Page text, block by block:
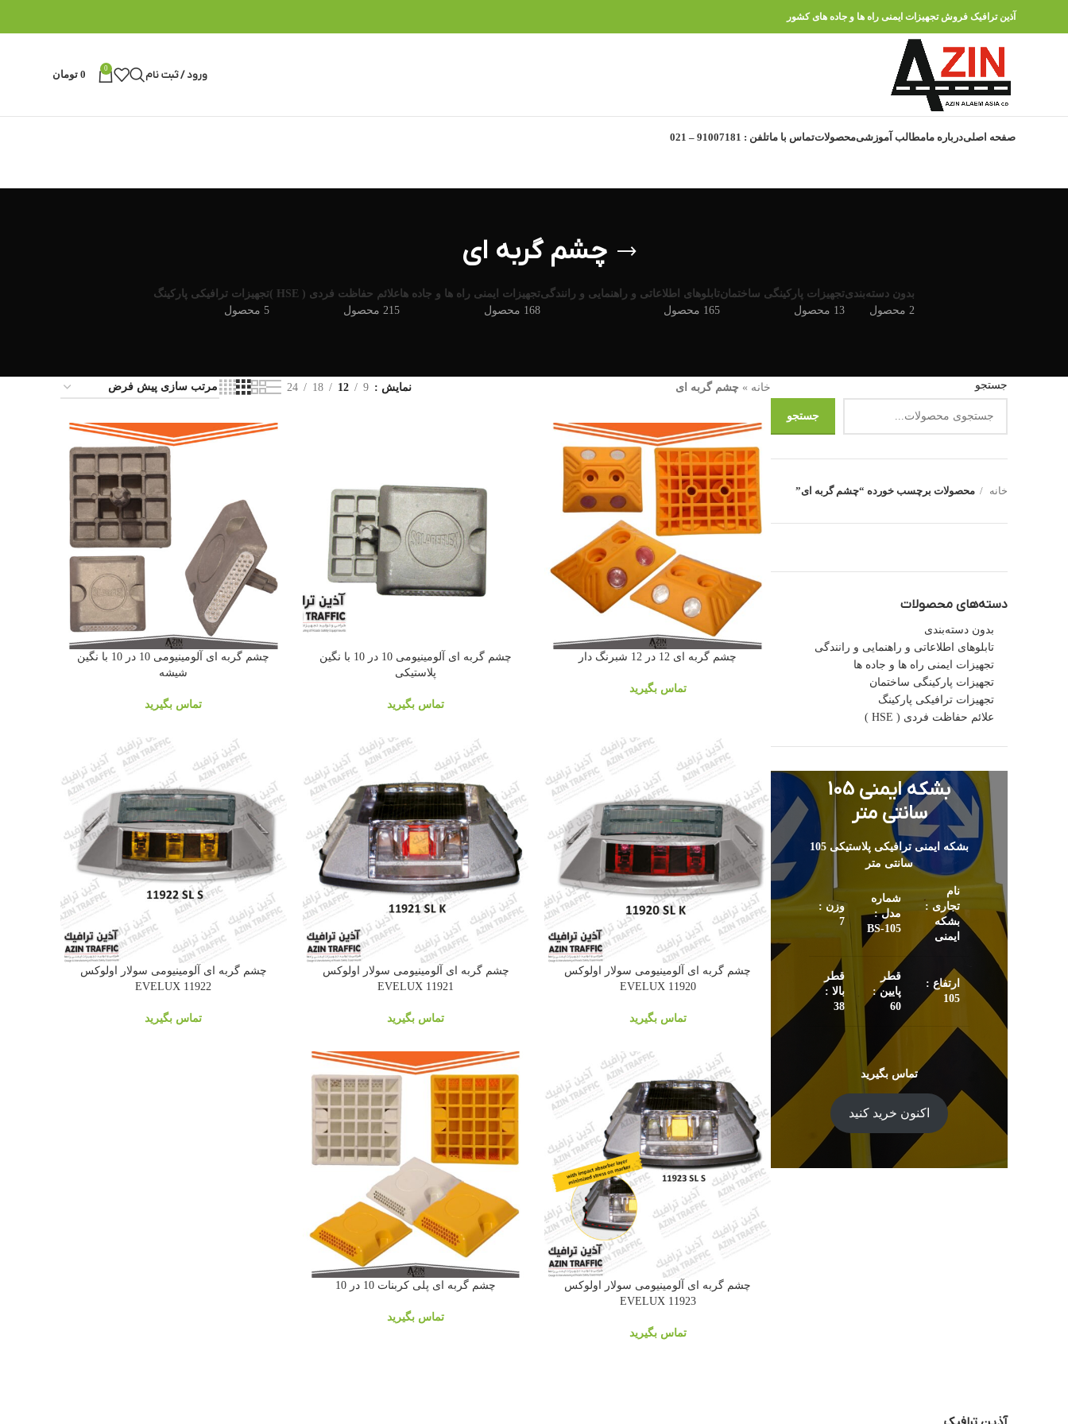
آذین ترافیک فروش تجهیزات ایمنی راه ها و جاده های کشور
ورود / ثبت نام 0
0 تومان
صفحه اصلیدرباره مامطالب آموزشیمحصولاتتماس با ماتلفن : 91007181 – 021
چشم گربه ای
بدون دسته‌بندی
2 محصول
تجهیزات پارکینگی ساختمان
13 محصول
تابلوهای اطلاعاتی و راهنمایی و رانندگی
165 محصول
تجهیزات ایمنی راه ها و جاده ها
168 محصول
علائم حفاظت فردی ( HSE )
215 محصول
تجهیزات ترافیکی پارکینگ
5 محصول
جستجو
جستجو
خانه محصولات برچسب خورده “چشم گربه ای”
دسته‌های محصولات
بدون دسته‌بندی
تابلوهای اطلاعاتی و راهنمایی و رانندگی
تجهیزات ایمنی راه ها و جاده ها
تجهیزات پارکینگی ساختمان
تجهیزات ترافیکی پارکینگ
علائم حفاظت فردی ( HSE )
بشکه ایمنی 105
سانتی متر
بشکه ایمنی ترافیکی پلاستیکی 105
سانتی متر
نام
تجاری :
بشکه
ایمنی
شماره
مدل :
105-BS
وزن :
7
ارتفاع :
105
قطر
پایین :
60
قطر
بالا :
38
تماس بگیرید
اکنون خرید کنید
خانه » چشم گربه ای نمایش 9
12
18
24
چشم گربه ای 12 در 12 شبرنگ دار
تماس بگیرید
چشم گربه ای آلومینیومی 10 در 10 با نگین
پلاستیکی
تماس بگیرید
چشم گربه ای آلومینیومی 10 در 10 با نگین
شیشه
تماس بگیرید
چشم گربه ای آلومینیومی سولار اولوکس
11920 EVELUX
تماس بگیرید
چشم گربه ای آلومینیومی سولار اولوکس
11921 EVELUX
تماس بگیرید
چشم گربه ای آلومینیومی سولار اولوکس
11922 EVELUX
تماس بگیرید
چشم گربه ای آلومینیومی سولار اولوکس
11923 EVELUX
تماس بگیرید
چشم گربه ای پلی کربنات 10 در 10
تماس بگیرید